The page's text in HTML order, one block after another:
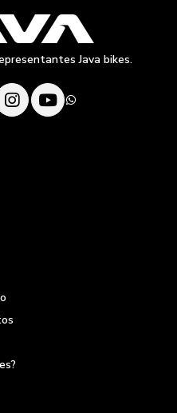
Java bikes.